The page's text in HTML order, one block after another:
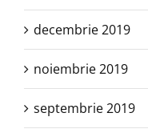
decembrie 2019
noiembrie 2019
septembrie 2019